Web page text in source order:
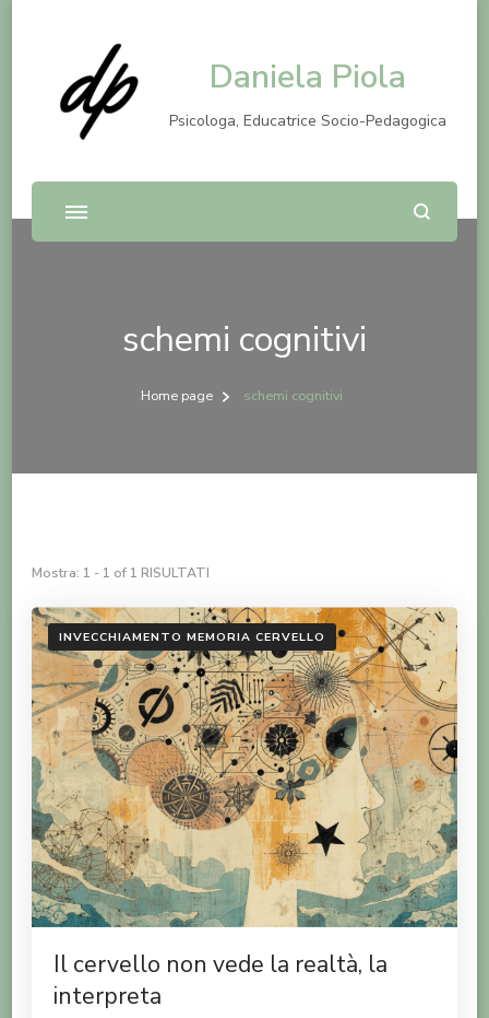
Daniela Piola
Psicologa, Educatrice Socio-Pedagogica
schemi cognitivi
Home page schemi cognitivi
Mostra: 1 - 1 of 1 RISULTATI
INVECCHIAMENTO MEMORIA CERVELLO
Il cervello non vede la realtà, la
interpreta